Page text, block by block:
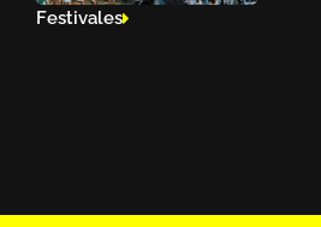
Festivales